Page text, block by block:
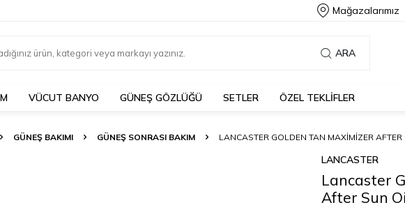
Mağazalarımız
ARA
VÜCUT BANYO GÜNEŞ GÖZLÜĞÜ SETLER ÖZEL TEKLIFLER
GÜNEŞ BAKIMI GÜNEŞ SONRASI BAKIM LANCASTER GOLDEN TAN MAXIMIZER
LANCASTER
Lancaster
After Sun